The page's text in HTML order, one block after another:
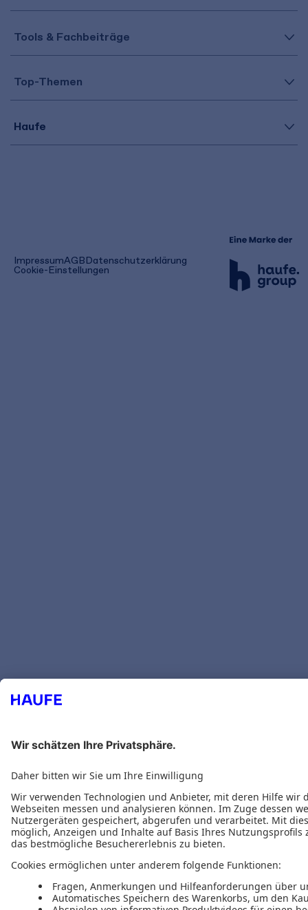
Tools & Fachbeiträge
Top-Themen
Haufe
ImpressumAGB(öffnet
in
einem
Datenschutzerklärung
Cookie-Einstellungen